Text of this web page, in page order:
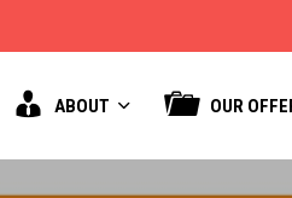
ABOUT OUR